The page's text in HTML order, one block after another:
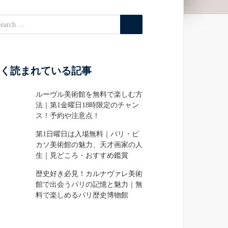
読まれている記事
ルーヴル美術館を無料で楽しむ方
法｜第1金曜日18時限定のチャン
ス！予約や注意点！
第1日曜日は入場無料｜パリ・ピ
カソ美術館の魅力、天才画家の人
生｜見どころ・おすすめ鑑賞
歴史好き必見！カルナヴァレ美術
館で出会うパリの記憶と魅力｜無
料で楽しめるパリ歴史博物館